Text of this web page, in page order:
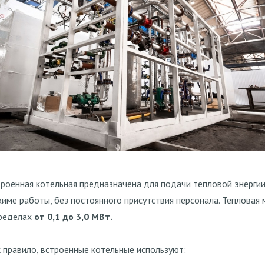
котельная предназначена для подачи тепловой
работы, без постоянного присутствия персонала.
от 0,1 до 3,0 МВт.
правило, встроенные котельные используют: